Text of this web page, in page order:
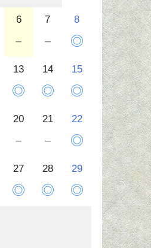
6
－
7
－
8
◎
13
◎
14
◎
15
◎
20
－
21
－
22
◎
27
◎
28
◎
29
◎